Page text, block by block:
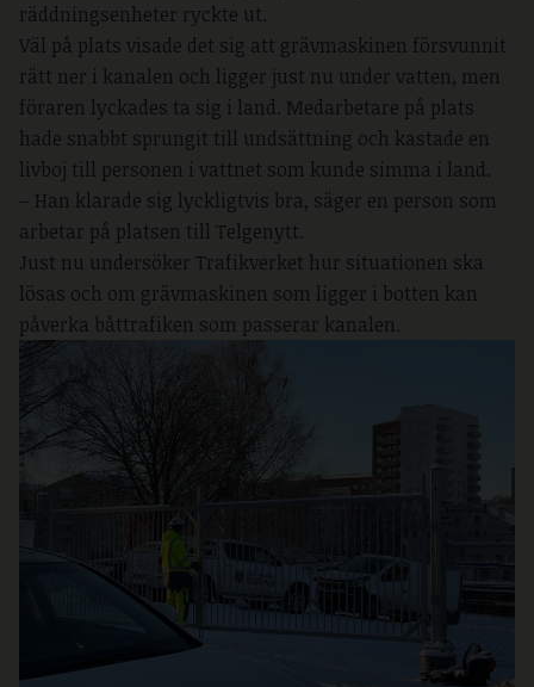
räddningsenheter ryckte ut.
Väl på plats visade det sig att grävmaskinen försvunnit
rätt ner i kanalen och ligger just nu under vatten, men
föraren lyckades ta sig i land. Medarbetare på plats
hade snabbt sprungit till undsättning och kastade en
livboj till personen i vattnet som kunde simma i land.
– Han klarade sig lyckligtvis bra, säger en person som
arbetar på platsen till Telgenytt.
Just nu undersöker Trafikverket hur situationen ska
lösas och om grävmaskinen som ligger i botten kan
påverka båttrafiken som passerar kanalen.